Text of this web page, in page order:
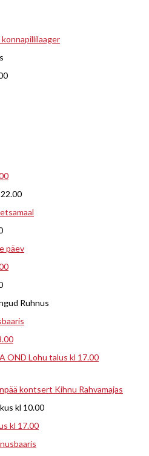
konnapillilaager
päev
Ruhnus
OND Lohu talus kl 17.00
kontsert Kihnu Rahvamajas
kl 10.00
kl 17.00